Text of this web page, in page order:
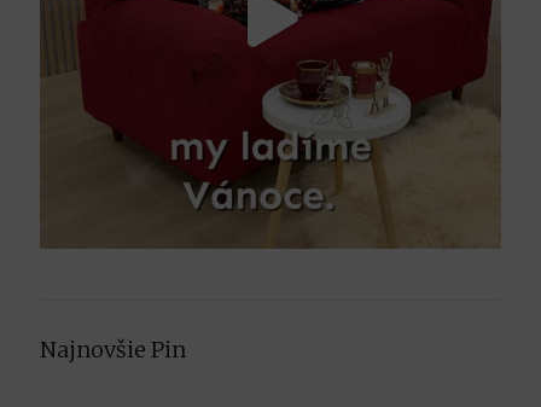
Najnovšie Pin